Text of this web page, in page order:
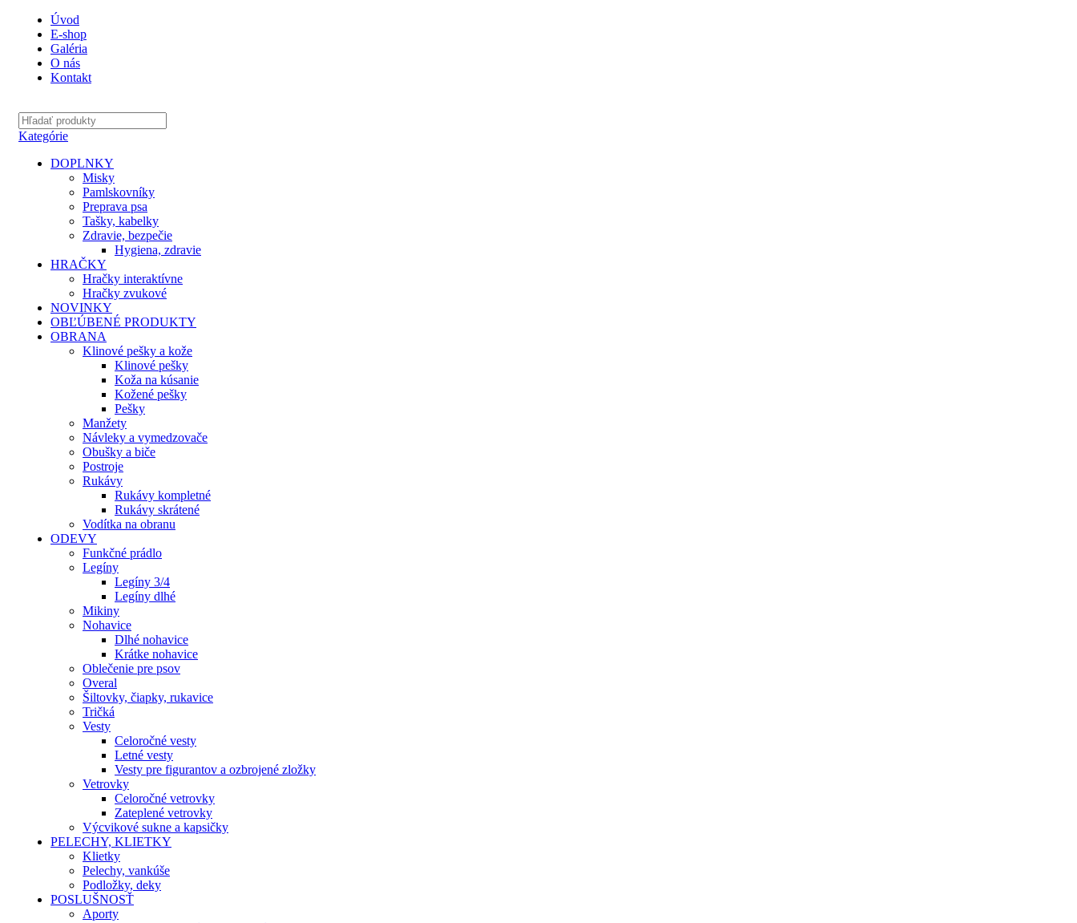
Úvod
E-shop
Galéria
O nás
Kontakt
Kategórie
DOPLNKY
Misky
Pamlskovníky
Preprava psa
Tašky, kabelky
Zdravie, bezpečie
Hygiena, zdravie
HRAČKY
Hračky interaktívne
Hračky zvukové
NOVINKY
OBĽÚBENÉ PRODUKTY
OBRANA
Klinové pešky a kože
Klinové pešky
Koža na kúsanie
Kožené pešky
Pešky
Manžety
Návleky a vymedzovače
Obušky a biče
Postroje
Rukávy
Rukávy kompletné
Rukávy skrátené
Vodítka na obranu
ODEVY
Funkčné prádlo
Legíny
Legíny 3/4
Legíny dlhé
Mikiny
Nohavice
Dlhé nohavice
Krátke nohavice
Oblečenie pre psov
Overal
Šiltovky, čiapky, rukavice
Tričká
Vesty
Celoročné vesty
Letné vesty
Vesty pre figurantov a ozbrojené zložky
Vetrovky
Celoročné vetrovky
Zateplené vetrovky
Výcvikové sukne a kapsičky
PELECHY, KLIETKY
Klietky
Pelechy, vankúše
Podložky, deky
POSLUŠNOSŤ
Aporty